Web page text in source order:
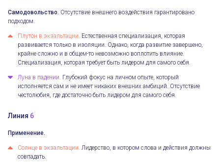
Самодовольство. Отсутствие внешнего воздействия гарантировано
подходом.
Плутон в экзальтации. Естественная специализация, которая
развивается только в изоляции. Однако, когда развитие завершено,
крайне сложно и в общем-то невозможно воплотить влияние.
Специализация, которая требует быть лидером для самого себя.
Луна в падении. Глубокий фокус на личном опыте, который
исполняется сам и не имеет никаких внешних амбиций. Отсутствие
честолюбия, где достаточно быть лидером для самого себя.
Линия 6
Применение.
Солнце в экзальтации. Лидерство, в котором слова и действия должны
совпадать.